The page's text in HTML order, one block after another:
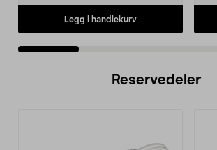
Legg i handlekurv
Reservedeler